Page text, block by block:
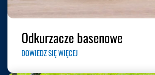
Odkurzacze basenowe
DOWIEDZ SIĘ WIĘCEJ